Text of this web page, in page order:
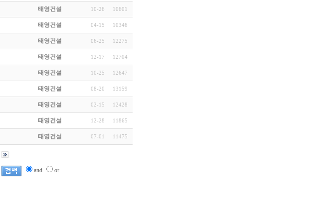
태영건설 10-26 10601
태영건설 04-15 10346
태영건설 06-25 12275
태영건설 12-17 12704
태영건설 10-25 12647
태영건설 08-20 13159
태영건설 02-15 12428
태영건설 12-28 11865
태영건설 07-01 11475
and or